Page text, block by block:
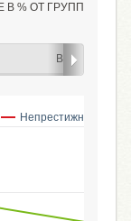
В % ОТ ГРУПП
Возраст
Непрестижно